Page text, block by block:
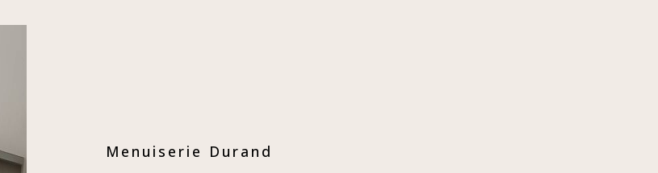
Menuiserie Durand